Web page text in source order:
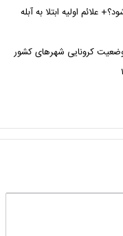
علائم اولیه ابتلا به آبله